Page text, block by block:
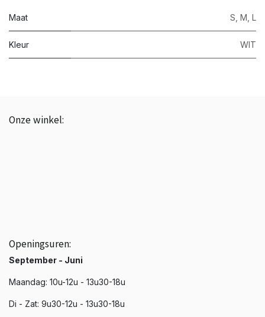
Maat S M L
Kleur WIT
Onze winkel:
Openingsuren:
September - Juni
Maandag: 10u-12u - 13u30-18u
Di - Zat: 9u30-12u - 13u30-18u